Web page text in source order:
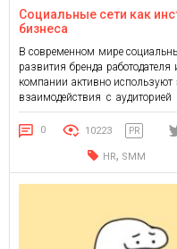
Социальные сети как
бизнеса
В современном мире
развития бренда
компании активно
взаимодействия с
статье мы рассмотрим, как
вашего бизнеса и
0 10223 PR
HR, SMM